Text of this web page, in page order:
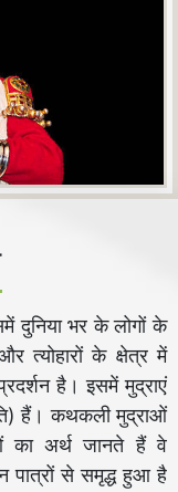
दुनिया भर के लोगों के
के क्षेत्र में
है। इसमें मुद्राएं
हैं। कथकली मुद्राओं
का अर्थ जानते हैं वे
से समृद्ध हुआ है